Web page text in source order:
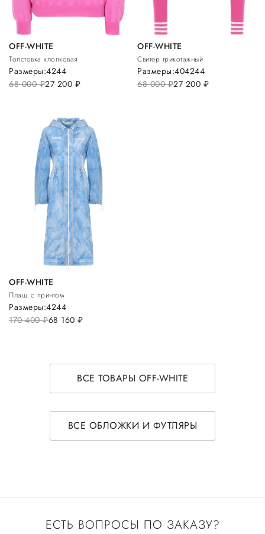
OFF-WHITE
Толстовка хлопковая
68 000руб.27 200 руб.
Размеры:4244
OFF-WHITE
Свитер трикотажный
68 000руб.27 200 руб.
Размеры:404244
OFF-WHITE
Плащ с принтом
170 400руб.68 160 руб.
Размеры:4244
ВСЕ ТОВАРЫ OFF-WHITE
ВСЕ ОБЛОЖКИ И ФУТЛЯРЫ
ЕСТЬ ВОПРОСЫ ПО ЗАКАЗУ?